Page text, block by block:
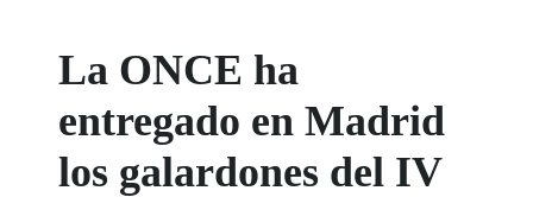
La ONCE ha
entregado en Madrid
los galardones del IV